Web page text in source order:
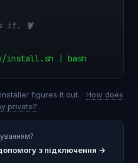
it. 🦞
install.sh | bash
figures it out. · How does
private?
з підключення →